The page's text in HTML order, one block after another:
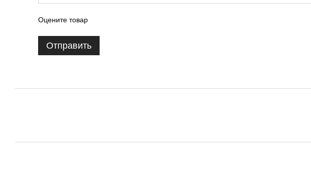
Оцените товар
Отправить